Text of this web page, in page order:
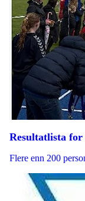
Resultatlista
Flere enn 200